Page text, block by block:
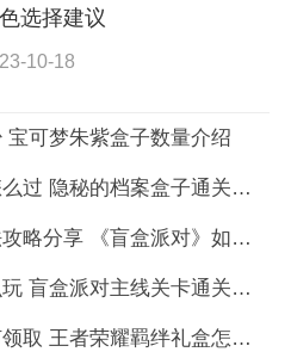
选择建议
10-18
可梦朱紫盒子数量介绍
隐秘的档案盒子关卡怎么过 隐秘的档案盒子通关技巧
《盲盒派对》联机玩法攻略分享 《盲盒派对》如何联机
盲盒派对主线关卡怎么玩 盲盒派对主线关卡通关攻略
王者荣耀羁绊礼盒如何领取 王者荣耀羁绊礼盒怎么获得